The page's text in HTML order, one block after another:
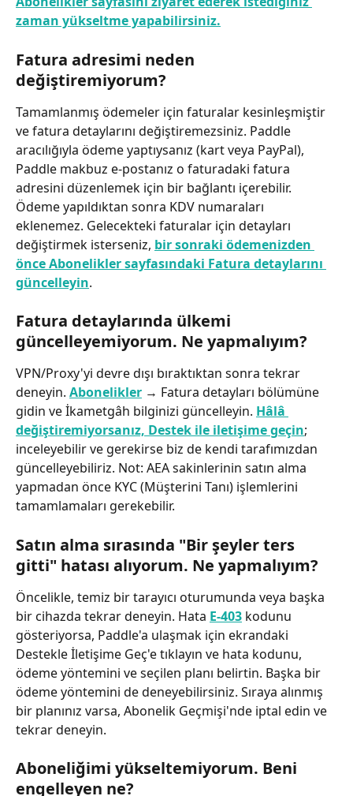
zaman yükseltme yapabilirsiniz.
Fatura adresimi neden
değiştiremiyorum?
Tamamlanmış ödemeler için faturalar kesinleşmiştir
ve fatura detaylarını değiştiremezsiniz. Paddle
aracılığıyla ödeme yaptıysanız (kart veya PayPal),
Paddle makbuz e-postanız o faturadaki fatura
adresini düzenlemek için bir bağlantı içerebilir.
Ödeme yapıldıktan sonra KDV numaraları
eklenemez. Gelecekteki faturalar için detayları
değiştirmek isterseniz, bir sonraki ödemenizden
önce Abonelikler sayfasındaki Fatura detaylarını
güncelleyin.
Fatura detaylarında ülkemi
güncelleyemiyorum. Ne yapmalıyım?
VPN/Proxy'yi devre dışı bıraktıktan sonra tekrar
deneyin. Abonelikler → Fatura detayları bölümüne
gidin ve İkametgâh bilginizi güncelleyin. Hâlâ
değiştiremiyorsanız, Destek ile iletişime geçin;
inceleyebilir ve gerekirse biz de kendi tarafımızdan
güncelleyebiliriz. Not: AEA sakinlerinin satın alma
yapmadan önce KYC (Müşterini Tanı) işlemlerini
tamamlamaları gerekebilir.
Satın alma sırasında "Bir şeyler ters
gitti" hatası alıyorum. Ne yapmalıyım?
Öncelikle, temiz bir tarayıcı oturumunda veya başka
bir cihazda tekrar deneyin. Hata E‑403 kodunu
gösteriyorsa, Paddle'a ulaşmak için ekrandaki
Destekle İletişime Geç'e tıklayın ve hata kodunu,
ödeme yöntemini ve seçilen planı belirtin. Başka bir
ödeme yöntemini de deneyebilirsiniz. Sıraya alınmış
bir planınız varsa, Abonelik Geçmişi'nde iptal edin ve
tekrar deneyin.
Aboneliğimi yükseltemiyorum. Beni
engelleyen ne?